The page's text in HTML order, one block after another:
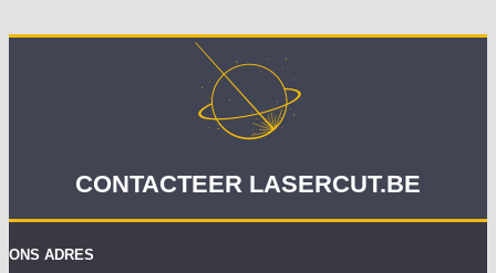
CONTACTEER LASERCUT.BE
ONS ADRES